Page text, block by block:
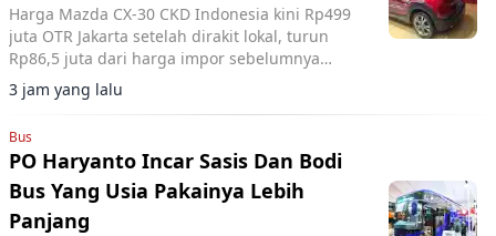
Harga Mazda CX-30 CKD Indonesia kini Rp499
juta OTR Jakarta setelah dirakit lokal, turun
Rp86,5 juta dari harga impor sebelumnya
dengan penyesuaian spesifikasi tertentu.
3 jam yang lalu
Bus
PO Haryanto Incar Sasis Dan Bodi
Bus Yang Usia Pakainya Lebih
Panjang